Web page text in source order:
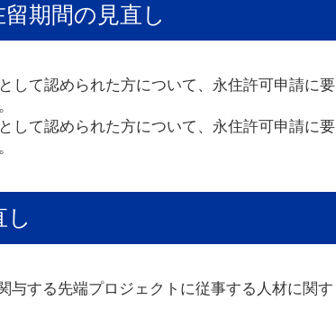
期間の見直し
て認められた方について、永住許可申請に要
て認められた方について、永住許可申請に要
する先端プロジェクトに従事する人材に関す